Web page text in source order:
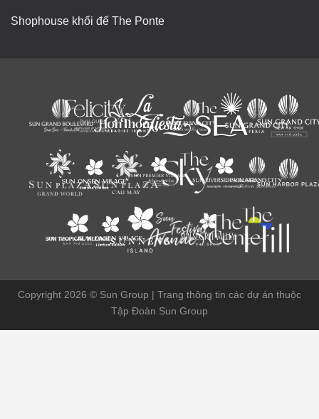
Shophouse khối đế The Ponte
Copyright 2026 © Sun Group | Trang thông tin các dự án thuộc
Tập Đoàn Sun Group